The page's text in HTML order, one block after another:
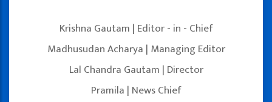
Krishna Gautam | Editor - in - Chief
Madhusudan Acharya | Managing Editor
Lal Chandra Gautam | Director
Pramila | News Chief